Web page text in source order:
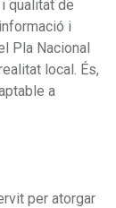
qualitat de
i
Pla Nacional
local. És,
a
per atorgar